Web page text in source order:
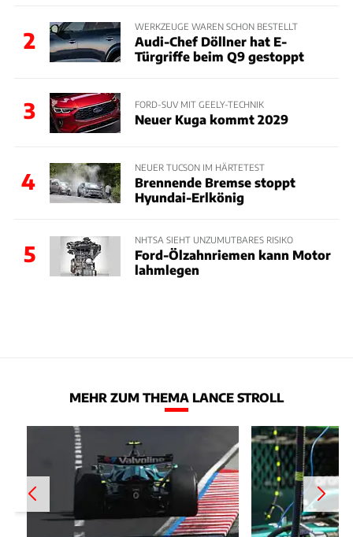
2
WERKZEUGE WAREN SCHON BESTELLT
Audi-Chef Döllner hat E-
Türgriffe beim Q9 gestoppt
3 FORD-SUV MIT GEELY-TECHNIK
Neuer Kuga kommt 2029
4
NEUER TUCSON IM HÄRTETEST
Brennende Bremse stoppt
Hyundai-Erlkönig
5
NHTSA SIEHT UNZUMUTBARES RISIKO
Ford-Ölzahnriemen kann Motor
lahmlegen
MEHR ZUM THEMA LANCE STROLL